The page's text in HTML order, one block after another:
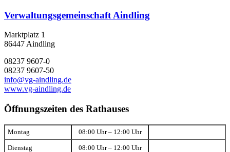
Verwaltungsgemeinschaft Aindling
Marktplatz 1
86447 Aindling
08237 9607-0
08237 9607-50
info@vg-aindling.de
www.vg-aindling.de
Öffnungszeiten des Rathauses
Montag 08:00 Uhr – 12:00 Uhr
Dienstag 08:00 Uhr – 12:00 Uhr